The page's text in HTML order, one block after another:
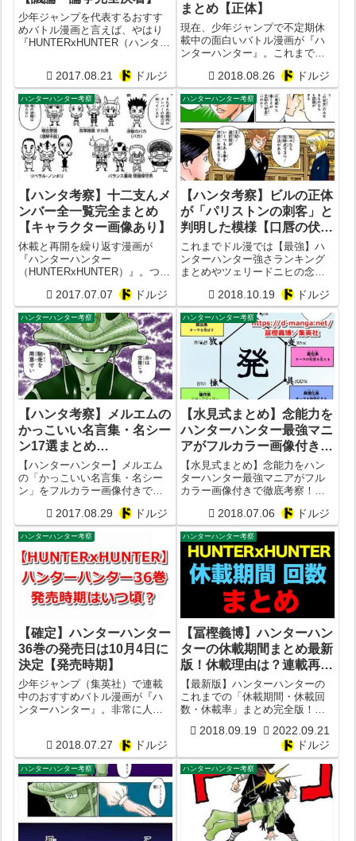
少年ジャンプを代表するおすす
めバトル漫画と言えば、やはり
『HUNTERxHUNTER（ハンター
HUNTERxHUNTERは休載と連載
を繰り返しながらも、個性的な
キャラや展開の面白さから安定
して幅広い読者層に人気です。
特にハ...
2017.08.21 ドルジ
まとめ【正体】
現在、少年ジャンプで不定期休
載中の面白いバトル漫画が『ハ
ンターハンター』。これまでド
最強ランキングなども考察して
きました。そこで今回はハンタ
ーハンターの「主人公・ゴンの
母親の正体」について徹底的に
考察していこうと...
2018.08.26 ドルジ
ハンターハンター考察
【ハンタ考察】十二支んメ
ンバー全一覧完全まとめ
【キャラクター画像あり】
休載と再開を繰り返す漫画が
『ハンターハンター
（HUNTERxHUNTER）』。つい
ンターハンター』の連載がよう
やく再開されてネットをざわつ
かせてくれました。休載が多く
て忘れてる方も多いかも知れま
せんが、現在...
2017.07.07 ドルジ
ハンターハンター考察
【ハンタ考察】ビルの正体
が「パリストンの刺客」と
判明した模様【口唇の伏線
まとめ】
これまでドル漫では【最強】ハ
ンターハンター強さランキング
まとめやツェリードニヒの念能
HUNTERxHUNTERに関する考察
記事を執筆してきました。そこ
で今回は「ビル」と呼ばれる新
キャラクターについて考察して
みようと思い...
2018.10.19 ドルジ
ハンターハンター考察
【ハンタ考察】メルエムの
かっこいい名言集・名シー
ン17選まとめ
【HUNTERxHUNTER】
【ハンターハンター】メルエム
の「かっこいい名言集・名シー
ン」をフルカラー画像付きで徹
意せい、余はこの瞬間のために
生まれて来たのだ、天晴だ、お
前らは豚や牛の命乞いに耳を貸
したことがあるか以外にどんな
名言がある？
2017.08.29 ドルジ
ハンターハンター考察
【水見式まとめ】念能力を
ハンターハンター最強マニ
アがフルカラー画像付きで
徹底考察！強化系・放出
系・変化系・具現化・操作
系・特質系の特徴は？六性
図とは？発・絶・纒・周・
練・凝・流なども徹底解説
【水見式まとめ】念能力をハン
ターハンター最強マニアがフル
カラー画像付きで徹底考察！六
化系・具現化・操作系・特質系
の特徴は？発・絶・纒・周・
練・凝・流なども徹底解説
2018.07.06 ドルジ
ハンターハンター考察
【確定】ハンターハンター
36巻の発売日は10月4日に
決定【発売時期】
少年ジャンプ（集英社）で連載
中のおすすめバトル漫画が『ハ
ンターハンター』。非常に人気
度が多いことでも有名なバトル
漫画。ただハンターハンター35
巻の売上部数が落ち込んだらし
い。おそらく発売...
2018.07.27 ドルジ
ハンターハンター考察
【冨樫義博】ハンターハン
ターの休載期間まとめ最新
版！休載理由は？連載再開
はいつごろ？休載回数や休
載率は？
【最新版】ハンターハンターの
これまでの「休載期間・休載回
数・休載率」まとめ完全版！冨
は？休載多すぎ？
【HUNTERxHUNTER】
2018.09.19
2022.09.21
ドルジ
ハンターハンター考察 ハンターハンター考察